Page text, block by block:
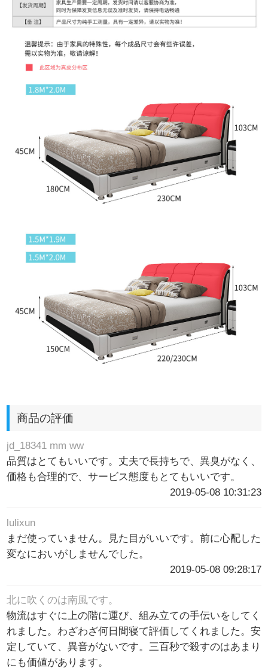
商品の評価
jd_18341 mm ww
品質はとてもいいです。丈夫で長持ちで、異臭がなく、
価格も合理的で、サービス態度もとてもいいです。
2019-05-08 10:31:23
lulixun
まだ使っていません。見た目がいいです。前に心配した
変なにおいがしませんでした。
2019-05-08 09:28:17
北に吹くのは南風です。
物流はすぐに上の階に運び、組み立ての手伝いをしてく
れました。わざわざ何日間寝て評価してくれました。安
定していて、異音がないです。三百秒で殺すのはあまり
にも価値があります。